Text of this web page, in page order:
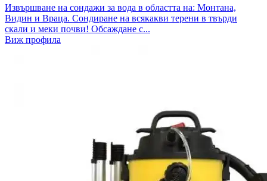
Извършване на сондажи за вода в областта на: Монтана,
Видин и Враца. Сондиране на всякакви терени в твърди
скали и меки почви! Обсаждане с...
Виж профила